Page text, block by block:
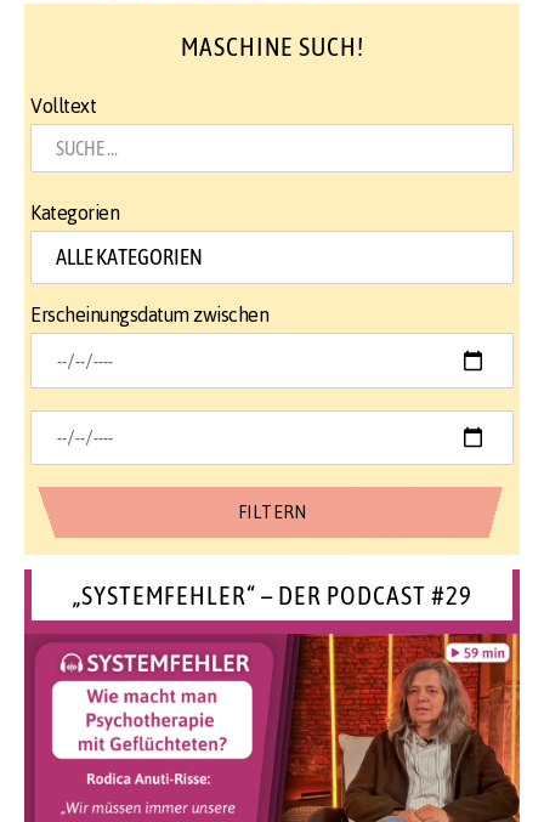
MASCHINE SUCH!
Volltext
Kategorien
Erscheinungsdatum zwischen
„SYSTEMFEHLER“ – DER PODCAST #29